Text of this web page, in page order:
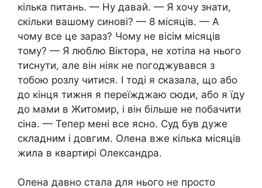
кілька питань. — Ну давай. — Я хочу знати,
скільки вашому синові? — 8 місяців. — А
чому все це зараз? Чому не вісім місяців
тому? — Я люблю Віктора, не хотіла на нього
тиснути, але він ніяк не погоджувався з
тобою розлу читися. І тоді я сказала, що або
до кінця тижня я переїжджаю сюди, або я їду
до мами в Житомир, і він більше не побачити
сіна. — Тепер мені все ясно. Суд був дуже
складним і довгим. Олена вже кілька місяців
жила в квартирі Олександра.
Олена давно стала для нього не просто